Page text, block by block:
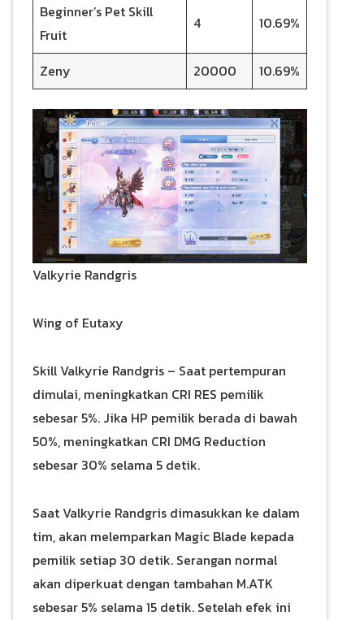
Beginner’s Pet Skill
Fruit
4 10.69%
Zeny 20000 10.69%
Valkyrie Randgris
Wing of Eutaxy
Skill Valkyrie Randgris – Saat pertempuran
dimulai, meningkatkan CRI RES pemilik
sebesar 5%. Jika HP pemilik berada di bawah
50%, meningkatkan CRI DMG Reduction
sebesar 30% selama 5 detik.
Saat Valkyrie Randgris dimasukkan ke dalam
tim, akan melemparkan Magic Blade kepada
pemilik setiap 30 detik. Serangan normal
akan diperkuat dengan tambahan M.ATK
sebesar 5% selama 15 detik. Setelah efek ini